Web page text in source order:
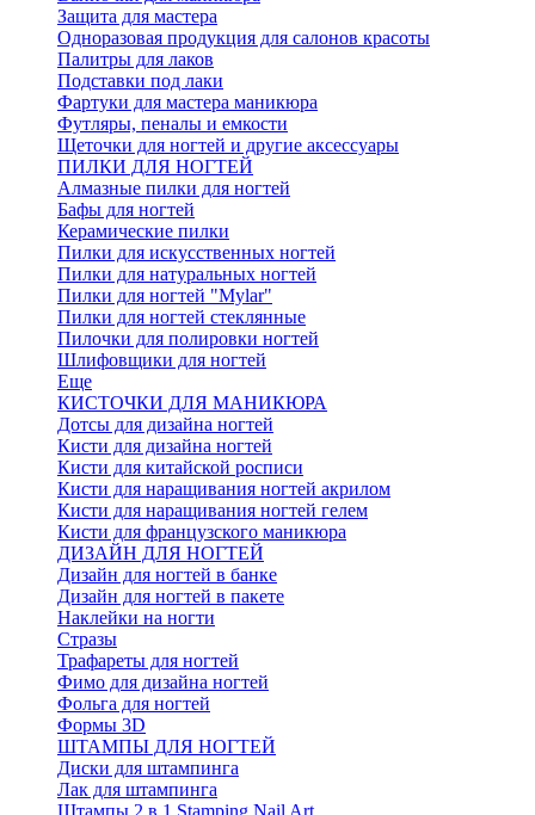
Защита для мастера
Одноразовая продукция для салонов красоты
Палитры для лаков
Подставки под лаки
Фартуки для мастера маникюра
Футляры, пеналы и емкости
Щеточки для ногтей и другие аксессуары
ПИЛКИ ДЛЯ НОГТЕЙ
Алмазные пилки для ногтей
Бафы для ногтей
Керамические пилки
Пилки для искусственных ногтей
Пилки для натуральных ногтей
Пилки для ногтей "Mylar"
Пилки для ногтей стеклянные
Пилочки для полировки ногтей
Шлифовщики для ногтей
Еще
КИСТОЧКИ ДЛЯ МАНИКЮРА
Дотсы для дизайна ногтей
Кисти для дизайна ногтей
Кисти для китайской росписи
Кисти для наращивания ногтей акрилом
Кисти для наращивания ногтей гелем
Кисти для французского маникюра
ДИЗАЙН ДЛЯ НОГТЕЙ
Дизайн для ногтей в банке
Дизайн для ногтей в пакете
Наклейки на ногти
Стразы
Трафареты для ногтей
Фимо для дизайна ногтей
Фольга для ногтей
Формы 3D
ШТАМПЫ ДЛЯ НОГТЕЙ
Диски для штампинга
Лак для штампинга
Штампы 2 в 1 Stamping Nail Art